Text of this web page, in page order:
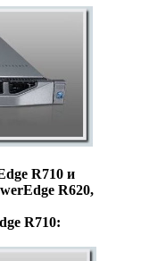
R710 и
R620,
R710: